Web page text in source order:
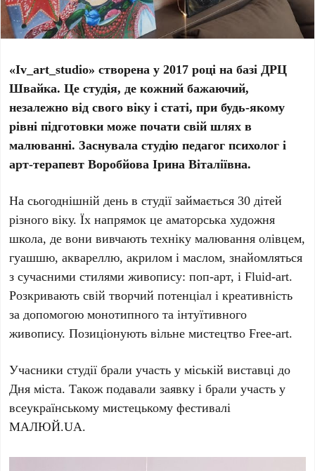
«Iv_art_studio» створена у 2017 році на базі ДРЦ
Швайка. Це студія, де кожний бажаючий,
незалежно від свого віку і статі, при будь-якому
рівні підготовки може почати свій шлях в
малюванні. Заснувала студію педагог психолог і
арт-терапевт Воробйова Ірина Віталіївна.
На сьогоднішній день в студії займається 30 дітей
різного віку. Їх напрямок це аматорська художня
школа, де вони вивчають техніку малювання олівцем,
гуашшю, аквареллю, акрилом і маслом, знайомляться
з сучасними стилями живопису: поп-арт, і Fluid-art.
Розкривають свій творчий потенціал і креативність
за допомогою монотипного та інтуїтивного
живопису. Позиціонують вільне мистецтво Free-art.
Учасники студії брали участь у міській виставці до
Дня міста. Також подавали заявку і брали участь у
всеукраїнському мистецькому фестивалі
МАЛЮЙ.UA.